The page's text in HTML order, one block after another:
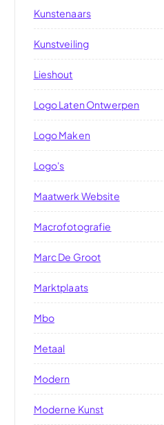
Kunstenaars
Kunstveiling
Lieshout
Logo Laten Ontwerpen
Logo Maken
Logo's
Maatwerk Website
Macrofotografie
Marc De Groot
Marktplaats
Mbo
Metaal
Modern
Moderne Kunst